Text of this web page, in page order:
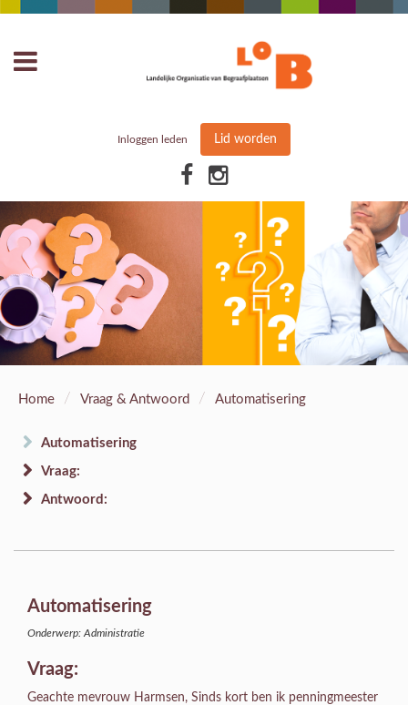
Inloggen leden Lid worden
Home / Vraag & Antwoord / Automatisering
Automatisering
Vraag:
Antwoord:
Automatisering
Onderwerp: Administratie
Vraag:
Geachte mevrouw Harmsen, Sinds kort ben ik penningmeester